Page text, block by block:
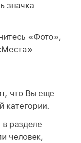
значка
«Фото»,
что Вы еще
категории.
в разделе
человек,